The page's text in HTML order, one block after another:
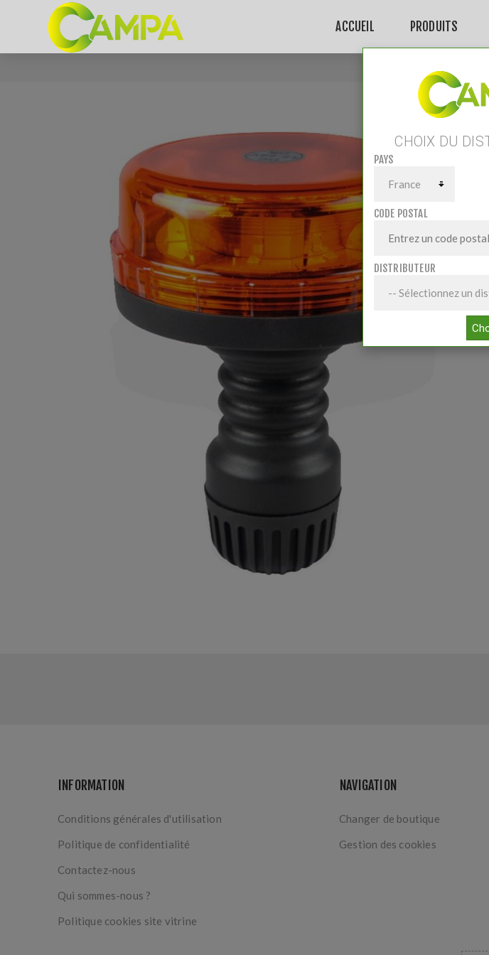
ACCUEIL PRODUITS
INFORMATION
Conditions générales d'utilisation
Politique de confidentialité
Contactez-nous
Qui sommes-nous ?
Politique cookies site vitrine
NAVIGATION
Changer de boutique
Gestion des cookies
CHOIX DU
PAYS
CODE POSTAL
DISTRIBUTEUR